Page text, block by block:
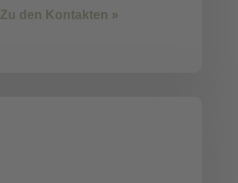
Zu den Kontakten »